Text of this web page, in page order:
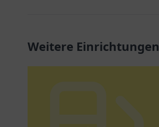
Weitere Einrichtungen